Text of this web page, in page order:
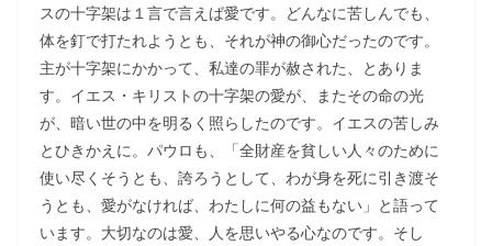
スの十字架は１言で言えば愛です。どんなに苦しんでも、
体を釘で打たれようとも、それが神の御心だったのです。
主が十字架にかかって、私達の罪が赦された、とありま
す。イエス・キリストの十字架の愛が、またその命の光
が、暗い世の中を明るく照らしたのです。イエスの苦しみ
とひきかえに。パウロも、「全財産を貧しい人々のために
使い尽くそうとも、誇ろうとして、わが身を死に引き渡そ
うとも、愛がなければ、わたしに何の益もない」と語って
います。大切なのは愛、人を思いやる心なのです。そし